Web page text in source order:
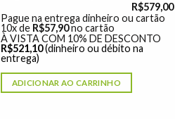
R$579,00
Pague na entrega dinheiro ou cartão
10x de R$57,90no cartão
À VISTA COM 10% DE DESCONTO
R$521,10(dinheiro ou débito na
entrega)
ADICIONAR AO CARRINHO